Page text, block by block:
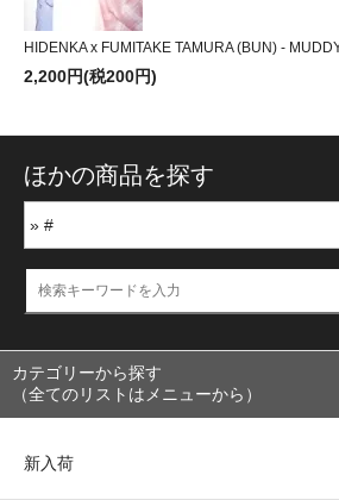
HIDENKA x FUMITAKE TAMURA (BUN) -
2,200円(税200円)
ほかの商品を探す
カテゴリーから探す
（全てのリストはメニューから）
新入荷